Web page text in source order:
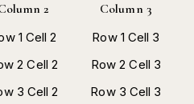
2 Column 3
1 Cell 2
Row 1 Cell 3
2 Cell 2
Row 2 Cell 3
3 Cell 2 Row 3 Cell 3